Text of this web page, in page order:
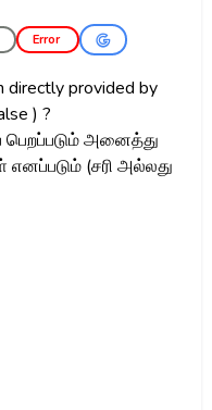
Error
directly provided by
) ?
பெறப்படும் அனைத்து
(சரி அல்லது